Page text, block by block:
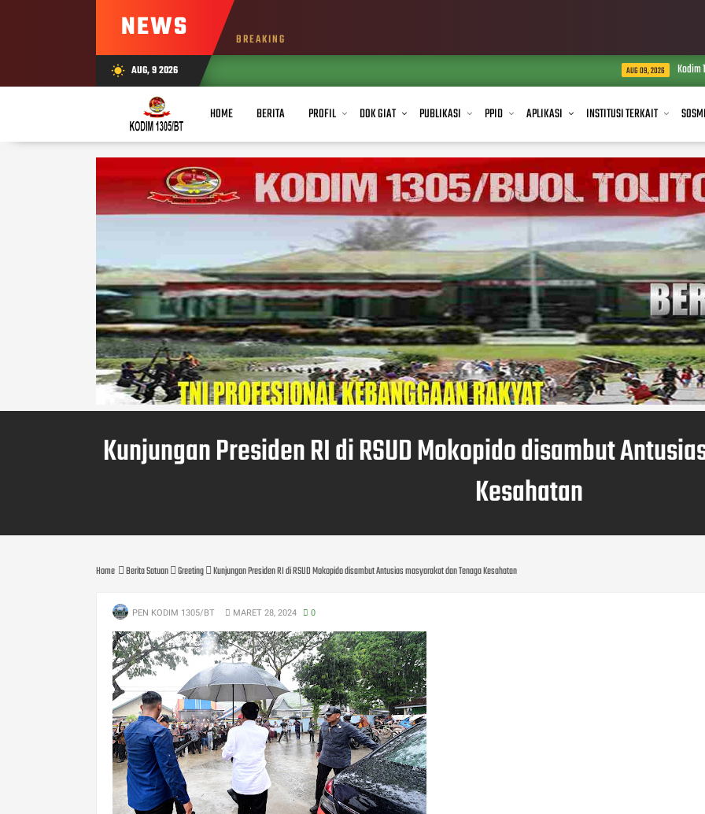
NEWS BREAKING
wb_sunny AUG, 9 2026 Kodim 1305/BT Salurkan Air
HOME BERITA PROFIL DOK GIAT PUBLIKASI PPID APLIKASI INSTITUSI TERKAIT
Kunjungan Presiden RI di RSUD Mokopido disambut
Kesahatan
Home Berita Satuan Greeting Kunjungan Presiden RI di RSUD Mokopido disambut Antusias masyarakat dan Tenaga Kesahatan
PEN KODIM 1305/BT MARET 28, 2024 0